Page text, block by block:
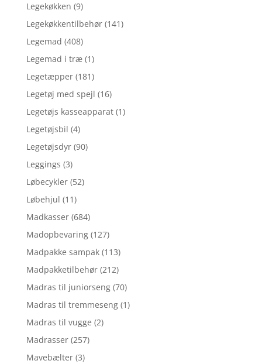
Legekøkken (9)
Legekøkkentilbehør (141)
Legemad (408)
Legemad i træ (1)
Legetæpper (181)
Legetøj med spejl (16)
Legetøjs kasseapparat (1)
Legetøjsbil (4)
Legetøjsdyr (90)
Leggings (3)
Løbecykler (52)
Løbehjul (11)
Madkasser (684)
Madopbevaring (127)
Madpakke sampak (113)
Madpakketilbehør (212)
Madras til juniorseng (70)
Madras til tremmeseng (1)
Madras til vugge (2)
Madrasser (257)
Mavebælter (3)